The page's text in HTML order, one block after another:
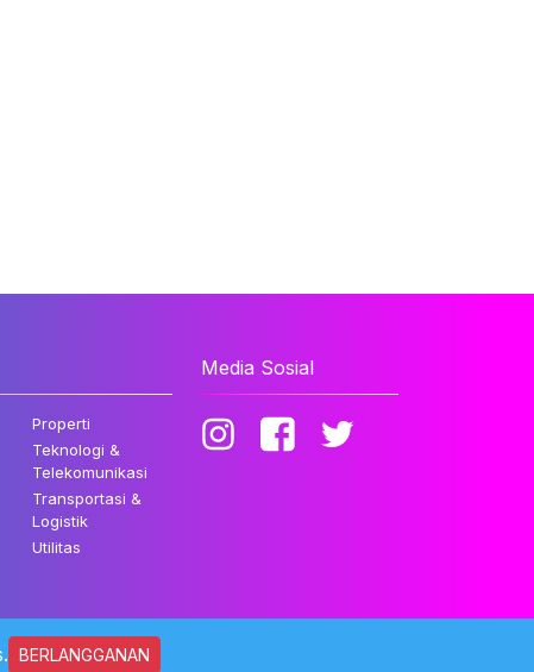
Properti
Teknologi &
Telekomunikasi
Transportasi &
Logistik
Utilitas
Media Sosial
Undang-undang.
BERLANGGANAN